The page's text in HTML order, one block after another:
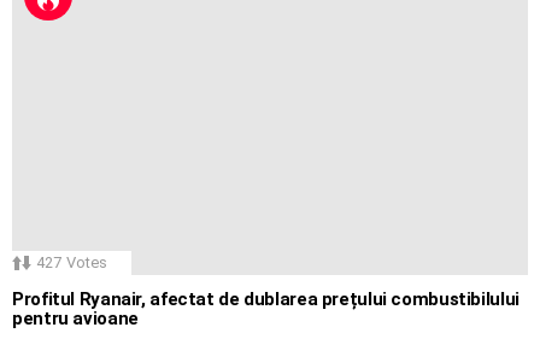
427 Votes
Profitul Ryanair, afectat de dublarea prețului combustibilului
pentru avioane